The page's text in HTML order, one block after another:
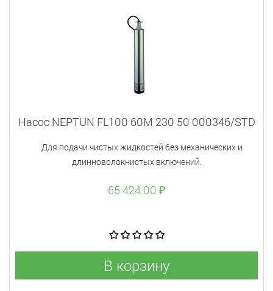
Насос NEPTUN FL100 60M 230 50 000346/STD
Для подачи чистых жидкостей без механических и
длинноволокнистых включений.
65 424.00 ₽
В корзину